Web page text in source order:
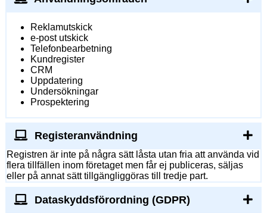
Reklamutskick
e-post utskick
Telefonbearbetning
Kundregister
CRM
Uppdatering
Undersökningar
Prospektering
Registeranvändning
Registren är inte på några sätt låsta utan fria att använda vid
flera tillfällen inom företaget men får ej publiceras, säljas
eller på annat sätt tillgängliggöras till tredje part.
Dataskyddsförordning (GDPR)